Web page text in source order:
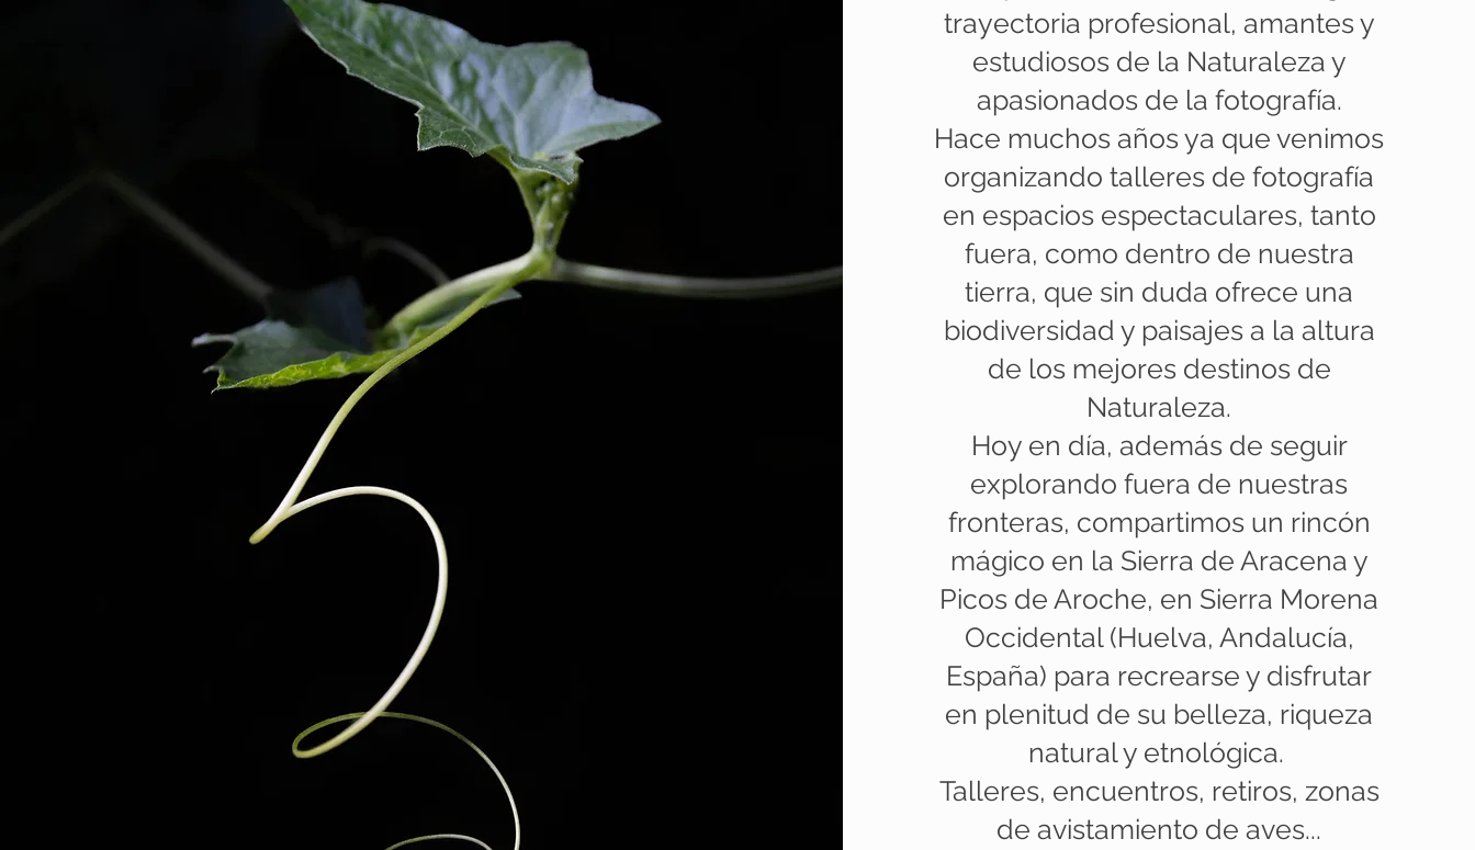
trayectoria profesional, amantes y
estudiosos de la Naturaleza y
apasionados de la fotografía.
Hace muchos años ya que venimos
organizando talleres de fotografía
en espacios espectaculares, tanto
fuera, como dentro de nuestra
tierra, que sin duda ofrece una
biodiversidad y paisajes a la altura
de los mejores destinos de
Naturaleza.
Hoy en día, además de seguir
explorando fuera de nuestras
fronteras, compartimos un rincón
mágico en la Sierra de Aracena y
Picos de Aroche, en Sierra Morena
Occidental (Huelva, Andalucía,
España) para recrearse y disfrutar
en plenitud de su belleza, riqueza
natural y etnológica.
Talleres, encuentros, retiros, zonas
de avistamiento de aves...